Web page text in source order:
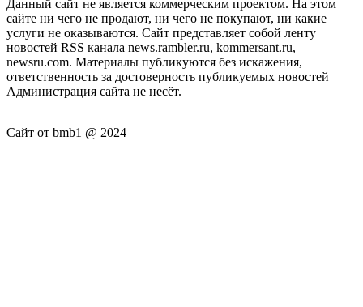
Данный сайт не является коммерческим проектом. На этом
сайте ни чего не продают, ни чего не покупают, ни какие
услуги не оказываются. Сайт представляет собой ленту
новостей RSS канала news.rambler.ru, kommersant.ru,
newsru.com. Материалы публикуются без искажения,
ответственность за достоверность публикуемых новостей
Администрация сайта не несёт.
Сайт от bmb1 @ 2024